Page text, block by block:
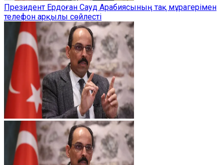
Президент Ердоған Сауд Арабиясының тақ мұрагерімен
телефон арқылы сөйлесті